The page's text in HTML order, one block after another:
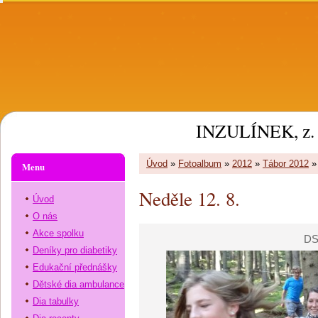
INZULÍNEK, z.
Úvod » Fotoalbum » 2012 » Tábor 2012
Neděle 12. 8.
Menu
Úvod
O nás
Akce spolku
Deníky pro diabetiky
Edukační přednášky
Dětské dia ambulance
Dia tabulky